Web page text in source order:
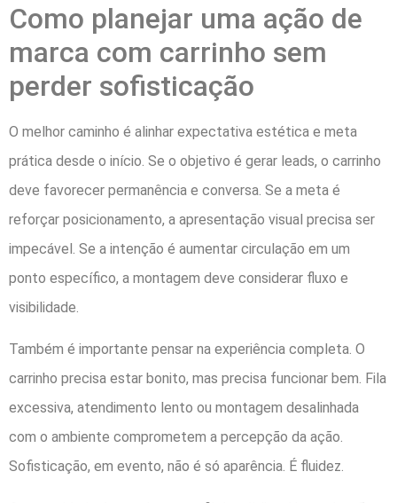
Como planejar uma ação de
marca com carrinho sem
perder sofisticação
O melhor caminho é alinhar expectativa estética e meta
prática desde o início. Se o objetivo é gerar leads, o carrinho
deve favorecer permanência e conversa. Se a meta é
reforçar posicionamento, a apresentação visual precisa ser
impecável. Se a intenção é aumentar circulação em um
ponto específico, a montagem deve considerar fluxo e
visibilidade.
Também é importante pensar na experiência completa. O
carrinho precisa estar bonito, mas precisa funcionar bem. Fila
excessiva, atendimento lento ou montagem desalinhada
com o ambiente comprometem a percepção da ação.
Sofisticação, em evento, não é só aparência. É fluidez.